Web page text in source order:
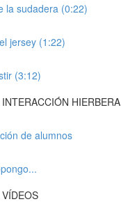
la sudadera (0:22)
jersey (1:22)
(3:12)
HIERBERA
de alumnos